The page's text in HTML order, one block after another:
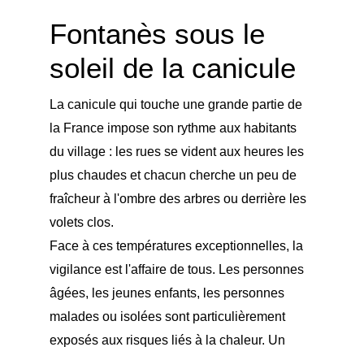
Fontanès sous le
soleil de la canicule
La canicule qui touche une grande partie de
la France impose son rythme aux habitants
du village : les rues se vident aux heures les
plus chaudes et chacun cherche un peu de
fraîcheur à l'ombre des arbres ou derrière les
volets clos.
Face à ces températures exceptionnelles, la
vigilance est l'affaire de tous. Les personnes
âgées, les jeunes enfants, les personnes
malades ou isolées sont particulièrement
exposés aux risques liés à la chaleur. Un